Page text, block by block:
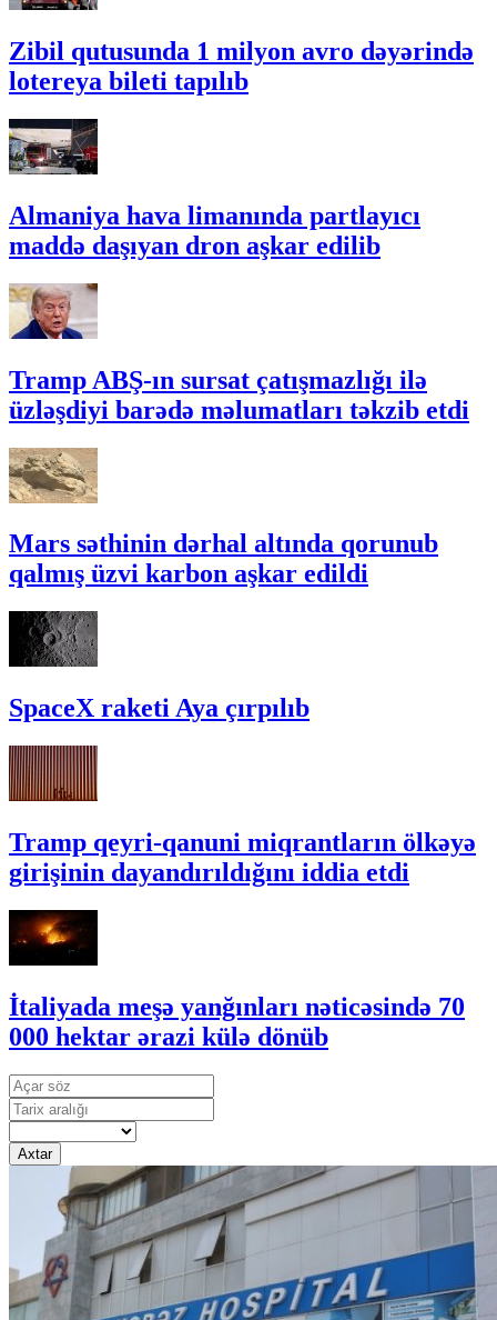
Zibil qutusunda 1 milyon avro dəyərində
lotereya bileti tapılıb
Almaniya hava limanında partlayıcı
maddə daşıyan dron aşkar edilib
Tramp ABŞ-ın sursat çatışmazlığı ilə
üzləşdiyi barədə məlumatları təkzib etdi
Mars səthinin dərhal altında qorunub
qalmış üzvi karbon aşkar edildi
SpaceX raketi Aya çırpılıb
Tramp qeyri-qanuni miqrantların ölkəyə
girişinin dayandırıldığını iddia etdi
İtaliyada meşə yanğınları nəticəsində 70
000 hektar ərazi külə dönüb
Axtar